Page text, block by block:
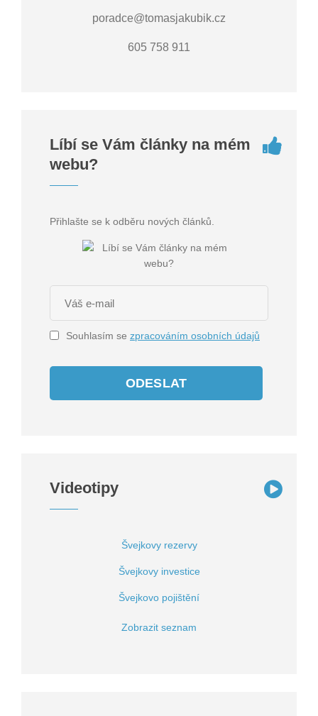
poradce@tomasjakubik.cz
605 758 911
Líbí se Vám články na mém
webu?
Přihlašte se k odběru nových článků.
Souhlasím se zpracováním osobních údajů
ODESLAT
Videotipy
Švejkovy rezervy
Švejkovy investice
Švejkovo pojištění
Zobrazit seznam